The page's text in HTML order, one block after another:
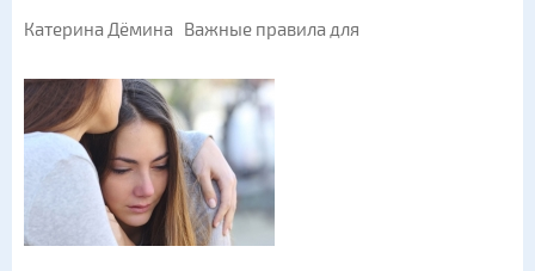
Катерина Дёмина Важные правила для